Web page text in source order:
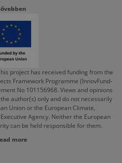
project has received funding from the
Framework Programme (InnovFund-
No 101156968. Views and opinions
author(s) only and do not necessarily
Union or the European Climate,
Agency. Neither the European
can be held responsible for them.
more